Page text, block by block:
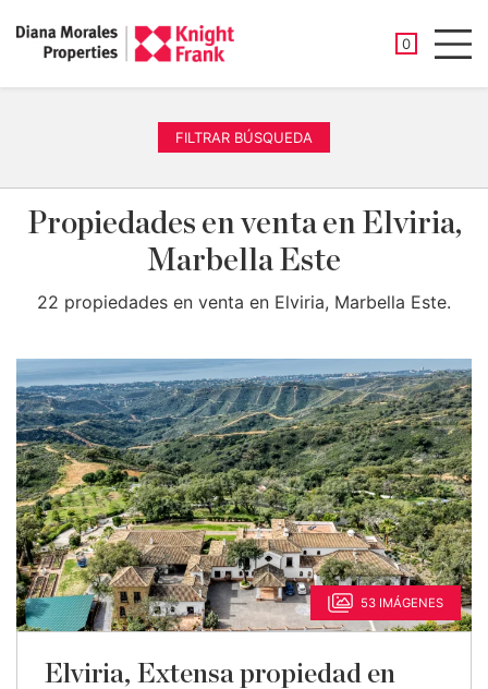
0
FILTRAR BÚSQUEDA
Propiedades en venta en Elviria,
Marbella Este
22 propiedades en venta en Elviria, Marbella Este.
53 IMÁGENES
Elviria, Extensa propiedad en